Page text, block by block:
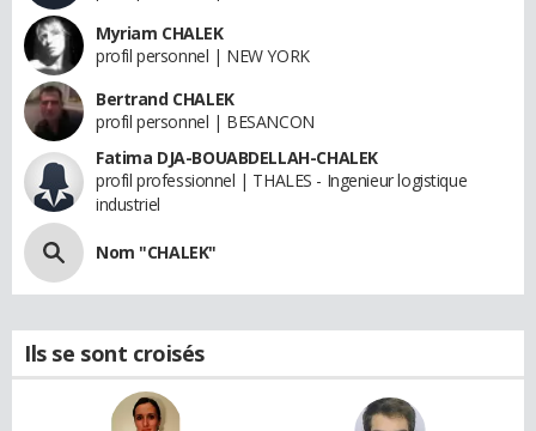
Myriam CHALEK
profil personnel | NEW YORK
Bertrand CHALEK
profil personnel | BESANCON
Fatima DJA-BOUABDELLAH-CHALEK
profil professionnel | THALES - Ingenieur logistique
industriel
Nom "CHALEK"
Ils se sont croisés